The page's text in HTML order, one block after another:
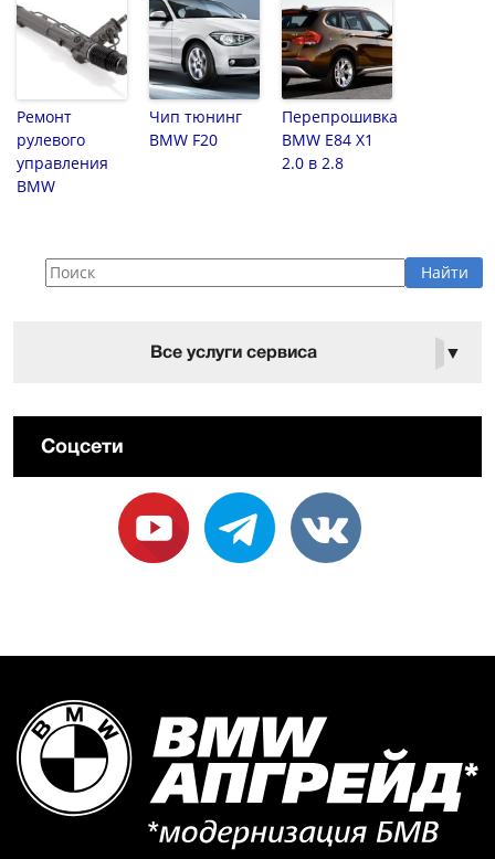
Ремонт
рулевого
управления
BMW
Чип тюнинг
BMW F20
Перепрошивка
BMW E84 X1
2.0 в 2.8
Все услуги сервиса ▼
Соцсети